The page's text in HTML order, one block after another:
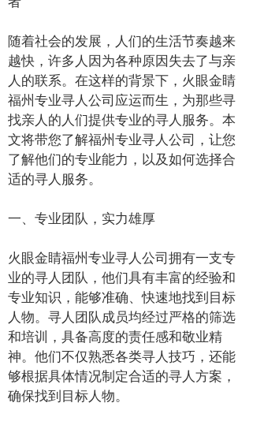
随着社会的发展，人们的生活节奏越来
越快，许多人因为各种原因失去了与亲
人的联系。在这样的背景下，火眼金睛
福州专业寻人公司应运而生，为那些寻
找亲人的人们提供专业的寻人服务。本
文将带您了解福州专业寻人公司，让您
了解他们的专业能力，以及如何选择合
适的寻人服务。
一、专业团队，实力雄厚
火眼金睛福州专业寻人公司拥有一支专
业的寻人团队，他们具有丰富的经验和
专业知识，能够准确、快速地找到目标
人物。寻人团队成员均经过严格的筛选
和培训，具备高度的责任感和敬业精
神。他们不仅熟悉各类寻人技巧，还能
够根据具体情况制定合适的寻人方案，
确保找到目标人物。